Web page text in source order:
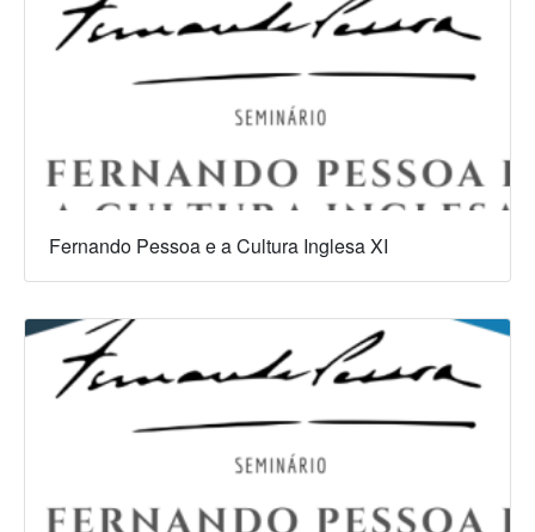
Fernando Pessoa e a Cultura Inglesa XI